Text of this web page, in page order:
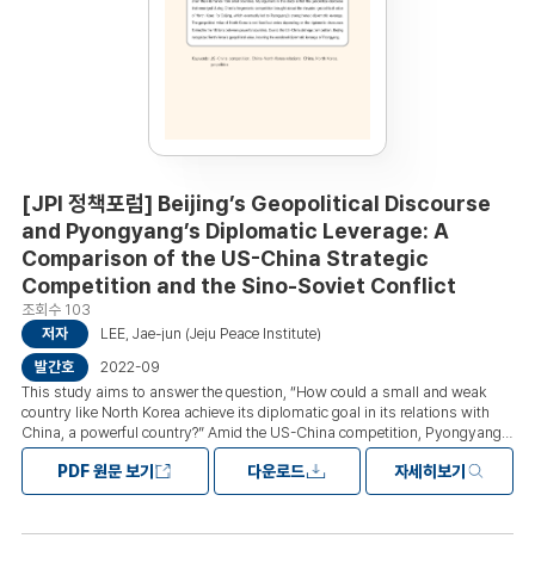
[JPI 정책포럼] Beijing’s Geopolitical Discourse
and Pyongyang’s Diplomatic Leverage: A
Comparison of the US-China Strategic
Competition and the Sino-Soviet Conflict
조회수 103
저자
LEE, Jae-jun (Jeju Peace Institute)
발간호
2022-09
This study aims to answer the question, “How could a small and weak
country like North Korea achieve its diplomatic goal in its relations with
China, a powerful country?” Amid the US-China competition, Pyongyang
carried through its diplomatic goal of obtaining continued support from
Beijing while possessing nuclear weapons. It was different from the usual
circumstance where world powers attain their demands from small
emerged during China’s hegemonic competition brought about the
PDF 원문 보기 다운로드 자세히보기